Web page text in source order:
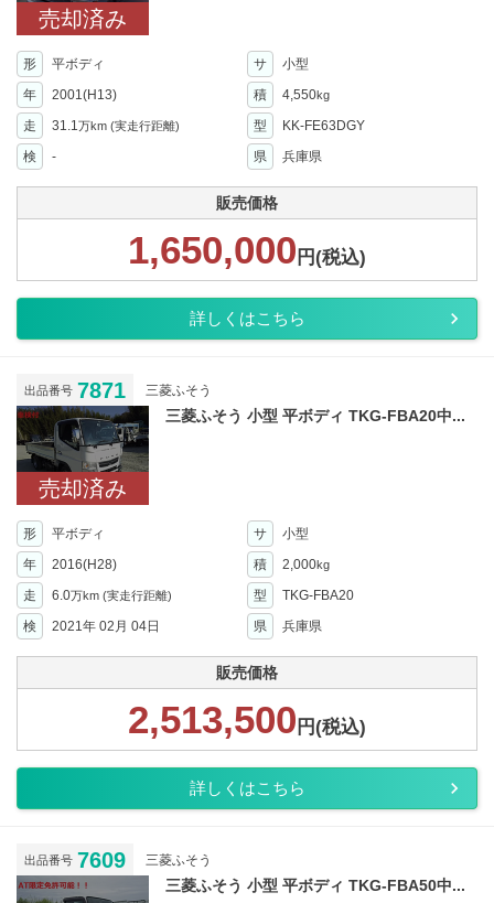
売却済み
形 平ボディ サ
小型
年
2001(H13) 積 4,550kg
走 31.1万km (実走行距離) 型
KK-FE63DGY
検
- 県 兵庫県
販売価格
1,650,000 円(税込)
詳しくはこちら
出品番号 7871 三菱ふそう
売却済み
三菱ふそう 小型 平ボディ TKG-FBA20中...
形 平ボディ サ
小型
年
2016(H28) 積 2,000kg
走 6.0万km (実走行距離) 型
TKG-FBA20
検
2021年 02月 04日 県 兵庫県
販売価格
2,513,500 円(税込)
詳しくはこちら
出品番号 7609 三菱ふそう
三菱ふそう 小型 平ボディ TKG-FBA50中...